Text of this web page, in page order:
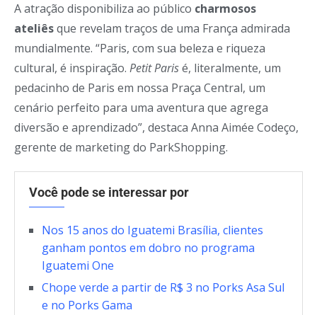
A atração disponibiliza ao público charmosos
ateliêsque revelam traços de uma França admirada
mundialmente. “Paris, com sua beleza e riqueza
cultural, é inspiração. Petit Parisé, literalmente, um
pedacinho de Paris em nossa Praça Central, um
cenário perfeito para uma aventura que agrega
diversão e aprendizado”, destaca Anna Aimée Codeço,
gerente de marketing do ParkShopping.
Você pode se interessar por
Nos 15 anos do Iguatemi Brasília, clientes
ganham pontos em dobro no programa
Iguatemi One
Chope verde a partir de R$ 3 no Porks Asa Sul
e no Porks Gama